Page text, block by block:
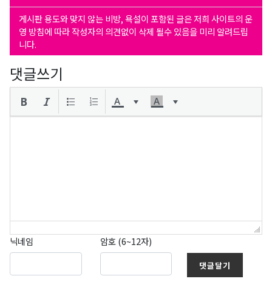
게시판 용도와 맞지 않는 비방, 욕설이 포함된 글은 저희 사이트의 운
영 방침에 따라 작성자의 의견없이 삭제 될수 있음을 미리 알려드립
니다.
댓글쓰기
닉네임 암호 (6~12자)
댓글달기